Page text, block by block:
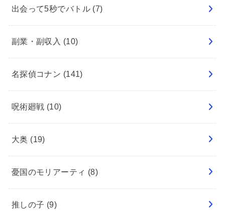
出会って5秒でバトル (7)
副業・副収入 (10)
名探偵コナン (141)
呪術廻戦 (10)
大奥 (19)
憂国のモリアーティ (8)
推しの子 (9)